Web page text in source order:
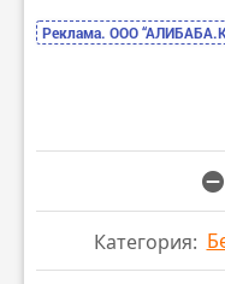
Реклама. ООО
Категория: